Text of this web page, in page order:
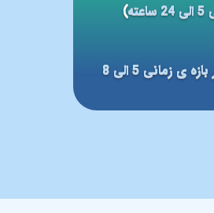
)
مبلغ ارسال بر مبنای شهر مقصد بین 59 الی 79 هزار تومان متغیر بوده، تحویل در بازه ی زمانی 5 الی 8